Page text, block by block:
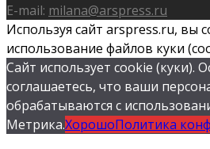
E-mail: milana@arspress.ru
Используя сайт arspress.ru, вы
использование файлов куки
Сайт использует cookie (куки).
соглашаетесь, что ваши
обрабатываются с
Метрика.ХорошоПолитика